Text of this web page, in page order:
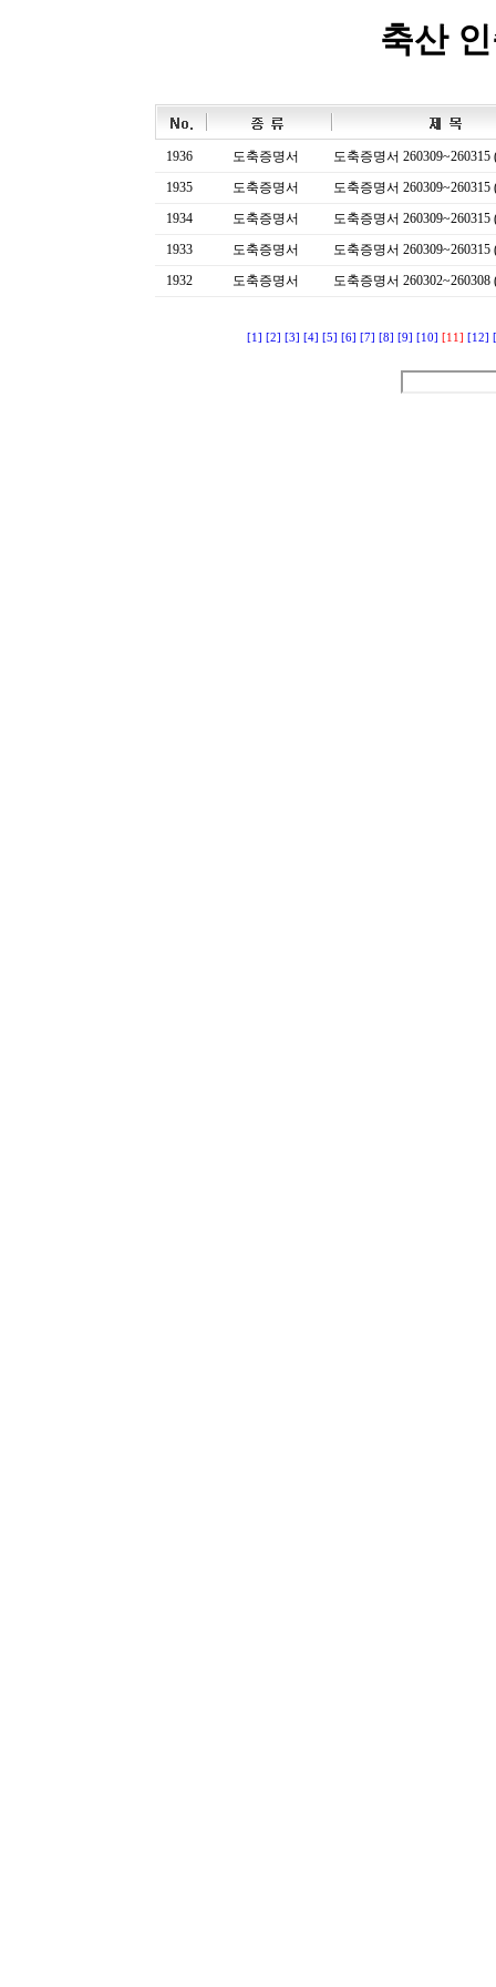
축산
1936 도축증명서
도축증명서 260309~260315
1935
도축증명서
도축증명서 260309~260315
1934
도축증명서
도축증명서 260309~260315
1933
도축증명서
도축증명서 260309~260315
1932
도축증명서 도축증명서 260302~260308
[1] [2] [3] [4] [5] [6] [7] [8] [9] [10] [11] [12]